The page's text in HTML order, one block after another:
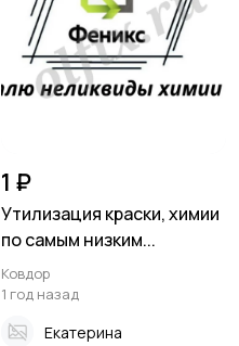
1 ₽
Утилизация краски, химии
по самым низким...
Ковдор
1 год назад
Екатерина